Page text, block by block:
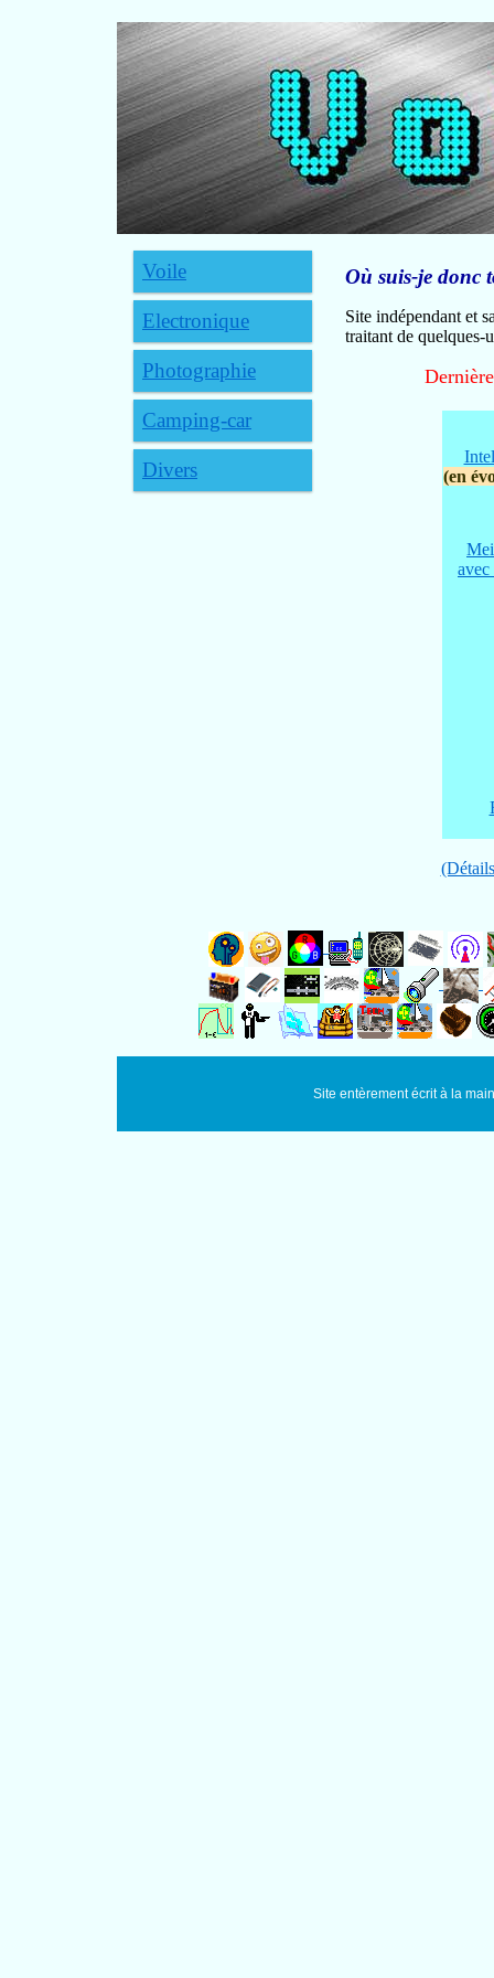
Voile
Electronique
Photographie
Camping-car
Divers
Où suis-je donc
Site indépendant et
traitant de quelques-
(en
Site entèrement écrit à la